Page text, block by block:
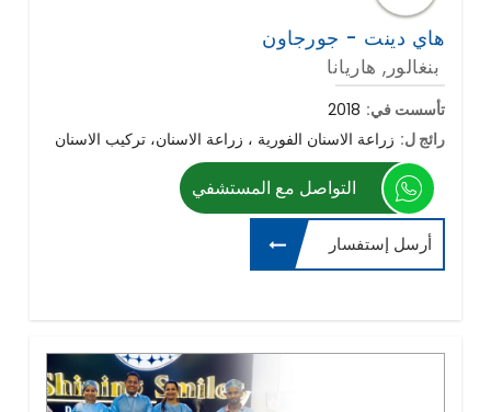
هاي دينت - جورجاون
بنغالور, هاريانا
تأسست في: 2018
رائج ل: زراعة الاسنان الفورية ، زراعة الاسنان، تركيب الاسنان
التواصل مع المستشفي
أرسل إستفسار